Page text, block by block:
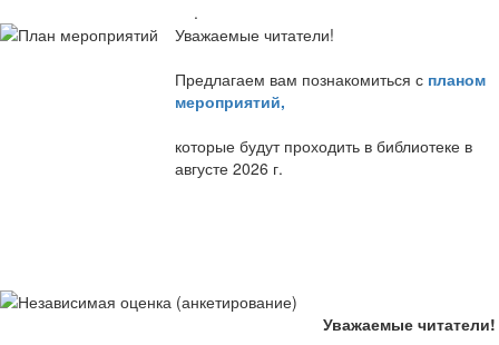
.
Уважаемые читатели!
Предлагаем вам познакомиться с планом
мероприятий,
которые будут проходить в библиотеке в
августе 2026 г.
Уважаемые читатели!